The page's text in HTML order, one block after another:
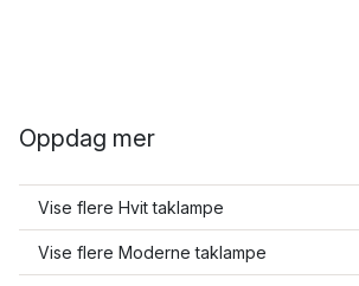
Oppdag mer
Vise flere Hvit taklampe
Vise flere Moderne taklampe